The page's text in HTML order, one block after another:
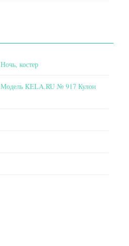
Ночь, костер
Модель KELA.RU № 917 Кулон